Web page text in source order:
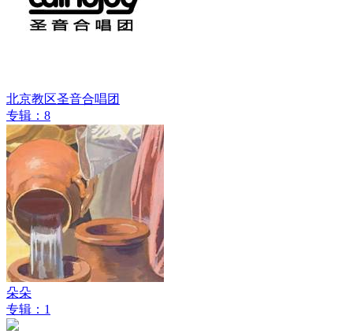
北京教区圣音合唱团
专辑：8
朵朵
专辑：1